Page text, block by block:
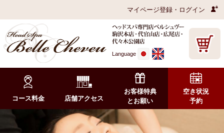
マイページ登録・ログイン
Language
コース料金 店舗アクセス
お客様特典
とお願い
空き状況
予約